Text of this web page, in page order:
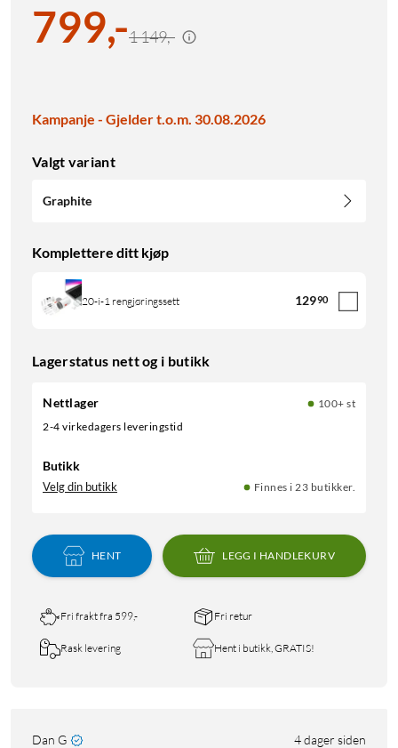
799,-1 149,-
Kampanje - Gjelder t.o.m. 30.08.2026
Valgt variant
Graphite
Komplettere ditt kjøp
20-i-1 rengjøringssett 12990
Lagerstatus nett og i butikk
Nettlager
100+ st
2-4 virkedagers leveringstid
Butikk
Velg din butikk Finnes i 23 butikker.
HENT LEGG I HANDLEKURV
Fri frakt fra 599,- Fri retur
Rask levering Hent i butikk, GRATIS!
Dan G 4 dager siden